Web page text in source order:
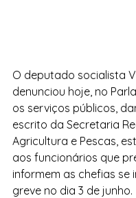
O deputado socialista
denunciou hoje, no
os serviços públicos,
escrito da Secretaria
Agricultura e Pescas,
aos funcionários que
informem as chefias se
greve no dia 3 de junho.